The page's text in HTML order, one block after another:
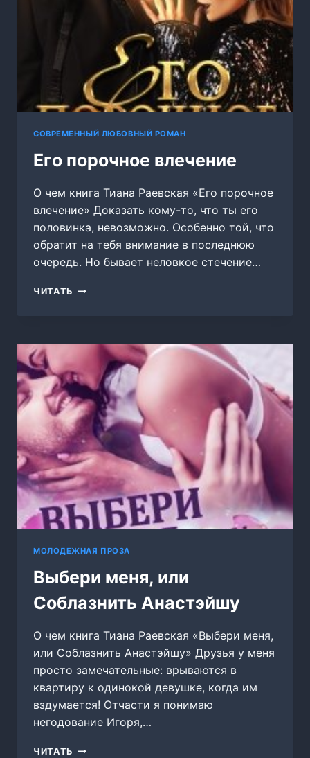
СОВРЕМЕННЫЙ ЛЮБОВНЫЙ РОМАН
Его порочное влечение
О чем книга Тиана Раевская «Его порочное
влечение» Доказать кому-то, что ты его
половинка, невозможно. Особенно той, что
обратит на тебя внимание в последнюю
очередь. Но бывает неловкое стечение…
ЧИТАТЬ ЕГО
МОЛОДЕЖНАЯ ПРОЗА
Выбери меня, или
Соблазнить Анастэйшу
О чем книга Тиана Раевская «Выбери меня,
или Соблазнить Анастэйшу» Друзья у меня
просто замечательные: врываются в
квартиру к одинокой девушке, когда им
вздумается! Отчасти я понимаю
негодование Игоря,…
ЧИТАТЬ ВЫБЕРИ